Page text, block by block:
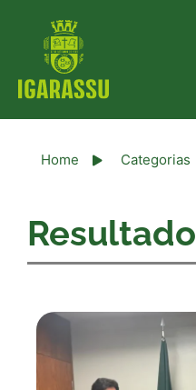
Home Categorias
Resultado